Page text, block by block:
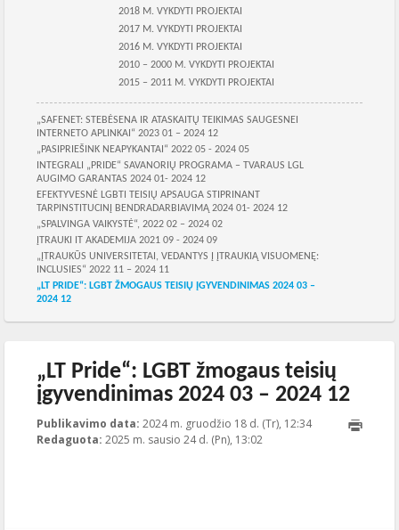
2018 M. VYKDYTI PROJEKTAI
2017 M. VYKDYTI PROJEKTAI
2016 M. VYKDYTI PROJEKTAI
2010 – 2000 M. VYKDYTI PROJEKTAI
2015 – 2011 M. VYKDYTI PROJEKTAI
Skilties meniu
„SAFENET: STEBĖSENA IR ATASKAITŲ TEIKIMAS SAUGESNEI
INTERNETO APLINKAI“ 2023 01 – 2024 12
„PASIPRIEŠINK NEAPYKANTAI“ 2022 05 - 2024 05
INTEGRALI „PRIDE“ SAVANORIŲ PROGRAMA – TVARAUS LGL
AUGIMO GARANTAS 2024 01- 2024 12
EFEKTYVESNĖ LGBTI TEISIŲ APSAUGA STIPRINANT
TARPINSTITUCINĮ BENDRADARBIAVIMĄ 2024 01- 2024 12
„SPALVINGA VAIKYSTĖ“, 2022 02 – 2024 02
ĮTRAUKI IT AKADEMIJA 2021 09 - 2024 09
„ĮTRAUKŪS UNIVERSITETAI, VEDANTYS Į ĮTRAUKIĄ VISUOMENĘ:
INCLUSIES“ 2022 11 – 2024 11
„LT PRIDE“: LGBT ŽMOGAUS TEISIŲ ĮGYVENDINIMAS 2024 03 –
2024 12
„LT Pride“: LGBT žmogaus teisių
įgyvendinimas 2024 03 – 2024 12
Publikavimo data: 2024 m. gruodžio 18 d. (Tr), 12:342025-01-
Redaguota: 2025 m. sausio 24 d. (Pn), 13:02